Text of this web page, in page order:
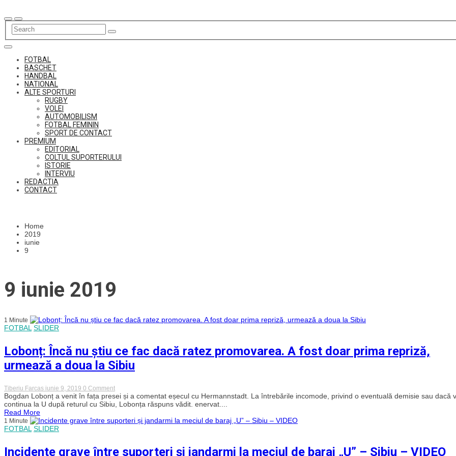
to
content
FOTBAL
BASCHET
HANDBAL
NATIONAL
ALTE SPORTURI
RUGBY
VOLEI
AUTOMOBILISM
FOTBAL FEMININ
SPORT DE CONTACT
PREMIUM
EDITORIAL
COLTUL SUPORTERULUI
ISTORIE
INTERVIU
REDACTIA
CONTACT
Home
2019
iunie
9
9 iunie 2019
1 Minute
FOTBAL SLIDER
Lobonț: Încă nu știu ce fac dacă ratez promovarea. A fost doar prima repriză,
urmează a doua la Sibiu
Tiberiu Farcas iunie 9, 2019 0 Commenton
Lobonț:
Încă
nu
ce
promovarea.
Bogdan Lobonț a venit în fața presei și a comentat eșecul cu Hermannstadt. La întrebările incomode, privind o eventuală demisie sau dacă
continua la U după returul cu Sibiu, Lobonța răspuns vădit. enervat....
Read More
1 Minute
FOTBAL SLIDER
Incidente grave între suporteri și jandarmi la meciul de baraj „U” – Sibiu – VIDEO